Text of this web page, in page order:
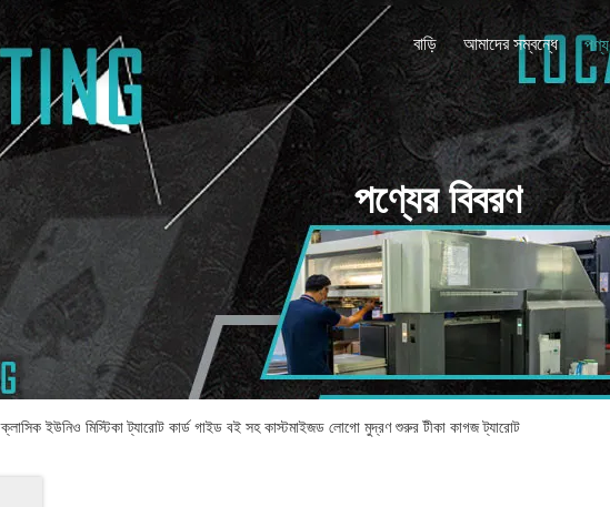
বাড়ি আমাদের সম্বন্ধে পণ্য
পণ্যের বিবরণ
ক্লাসিক ইউনিও মিস্টিকা ট্যারোট কার্ড গাইড বই সহ কাস্টমাইজড লোগো মুদ্রণ শুরুর টীকা কাগজ ট্যারোট